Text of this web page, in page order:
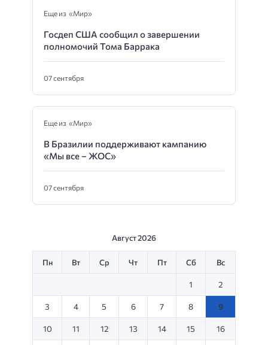
Еще из «Мир»
Госдеп США сообщил о завершении
полномочий Тома Баррака
07 сентября
Еще из «Мир»
В Бразилии поддерживают кампанию
«Мы все – ЖОС»
07 сентября
Август 2026
Пн Вт Ср Чт Пт Сб Вс
1 2
3 4 5 6 7 8 9
10 11 12 13 14 15 16